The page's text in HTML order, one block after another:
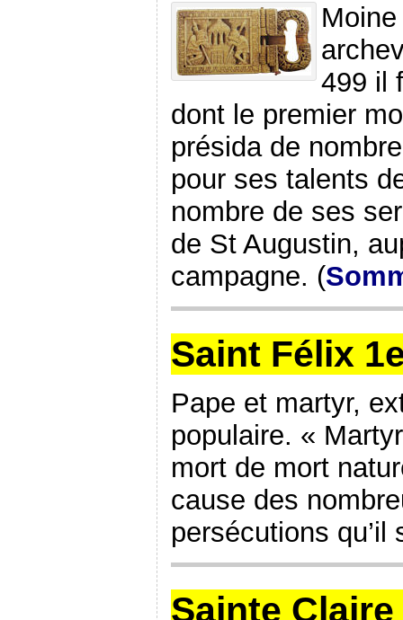
499 il
dont le premier
présida de
pour ses talents
nombre de ses
de St Augustin,
campagne. (
Saint Félix
Pape et martyr,
populaire. «
mort de mort
cause des
persécutions qu’il
Sainte Claire